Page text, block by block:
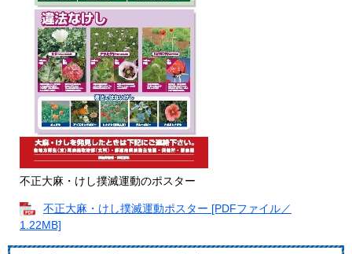
不正大麻・けし撲滅運動のポスター
不正大麻・けし撲滅運動ポスター [PDFファイル／
1.22MB]